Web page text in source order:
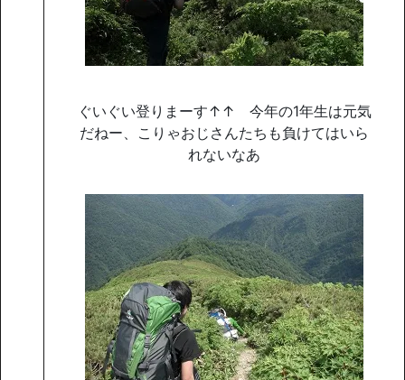
ぐいぐい登りまーす↑↑ 今年の1年生は元気
だねー、こりゃおじさんたちも負けてはいら
れないなあ